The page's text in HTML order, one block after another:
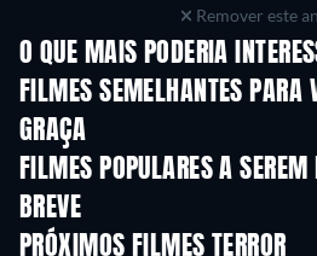
Remover este
O QUE MAIS PODERIA
FILMES SEMELHANTES PARA
GRAÇA
FILMES POPULARES A SEREM
BREVE
PRÓXIMOS FILMES TERROR